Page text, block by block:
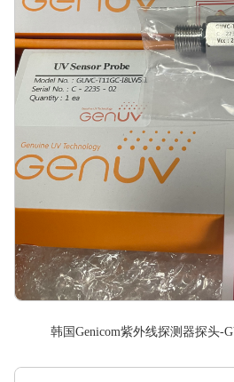
韩国Genicom紫外线探测器探头-